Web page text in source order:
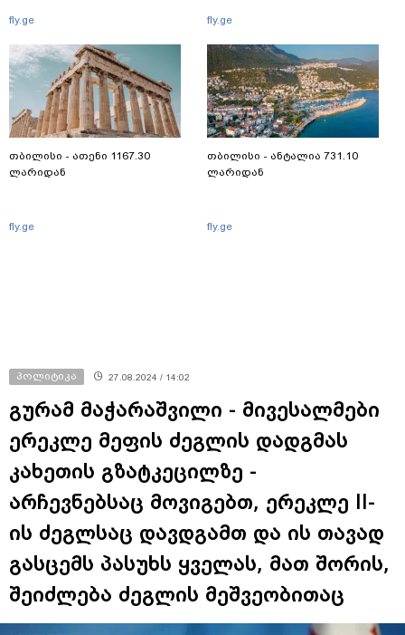
fly.ge
თბილისი - ათენი 1167.30
ლარიდან
fly.ge
fly.ge
თბილისი - ანტალია 731.10
ლარიდან
fly.ge
პოლიტიკა 27.08.2024 / 14:02
გურამ მაჭარაშვილი - მივესალმები
ერეკლე მეფის ძეგლის დადგმას
კახეთის გზატკეცილზე -
არჩევნებსაც მოვიგებთ, ერეკლე II-
ის ძეგლსაც დავდგამთ და ის თავად
გასცემს პასუხს ყველას, მათ შორის,
შეიძლება ძეგლის მეშვეობითაც